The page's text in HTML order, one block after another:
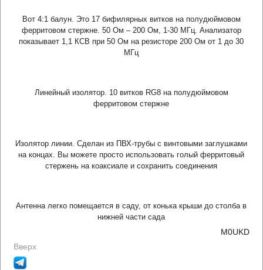
Вот 4:1 балун. Это 17 бифилярных витков на полудюймовом
ферритовом стержне. 50 Ом – 200 Ом, 1-30 МГц. Анализатор
показывает 1,1 КСВ при 50 Ом на резисторе 200 Ом от 1 до 30
МГц
Линейный изолятор. 10 витков RG8 на полудюймовом
ферритовом стержне
Изолятор линии. Сделан из ПВХ-трубы с винтовыми заглушками
на концах. Вы можете просто использовать голый ферритовый
стержень на коаксиале и сохранить соединения
Антенна легко помещается в саду, от конька крыши до столба в
нижней части сада
M0UKD
Вверх